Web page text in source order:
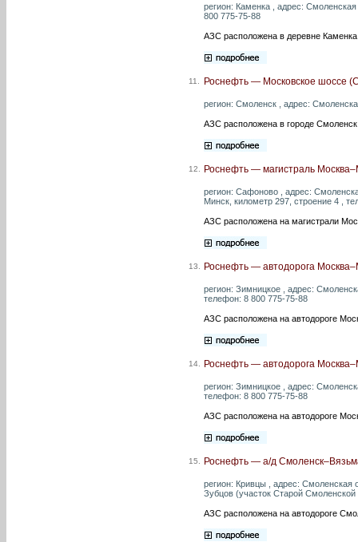
регион: Каменка , адрес:
800 775-75-88
АЗС расположена в деревне
11. Роснефть — Московское шоссе
регион: Смоленск , адрес:
АЗС расположена в городе
12. Роснефть — магистраль
регион: Сафоново , адрес:
Минск, километр 297, строение 4 ,
АЗС расположена на магистрали
13. Роснефть — автодорога
регион: Зимницкое , адрес:
телефон: 8 800 775-75-88
АЗС расположена на автодороге
14. Роснефть — автодорога
регион: Зимницкое , адрес:
телефон: 8 800 775-75-88
АЗС расположена на автодороге
15. Роснефть — а/д
регион: Кривцы , адрес: Смоленская
Зубцов (участок Старой
АЗС расположена на автодороге